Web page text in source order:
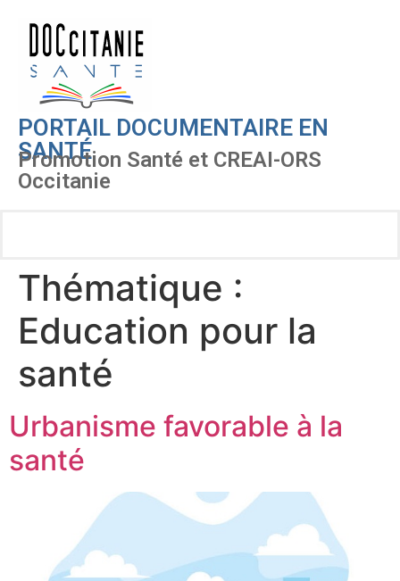
PORTAIL DOCUMENTAIRE EN
SANTÉ
Promotion Santé et CREAI-ORS
Occitanie
Thématique :
Education pour la
santé
Urbanisme favorable à la
santé